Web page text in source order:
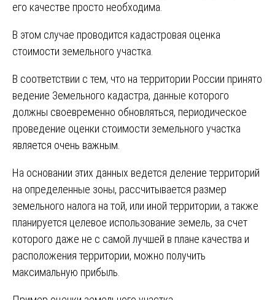
его качестве просто необходима.
В этом случае проводится кадастровая оценка
стоимости земельного участка.
В соответствии с тем, что на территории России принято
ведение Земельного кадастра, данные которого
должны своевременно обновляться, периодическое
проведение оценки стоимости земельного участка
является очень важным.
На основании этих данных ведется деление территорий
на определенные зоны, рассчитывается размер
земельного налога на той, или иной территории, а также
планируется целевое использование земель, за счет
которого даже не с самой лучшей в плане качества и
расположения территории, можно получить
максимальную прибыль.